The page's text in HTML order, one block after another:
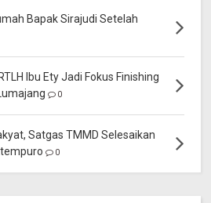
Bapak Sirajudi Setelah
Ibu Ety Jadi Fokus Finishing
0
Satgas TMMD Selesaikan
0